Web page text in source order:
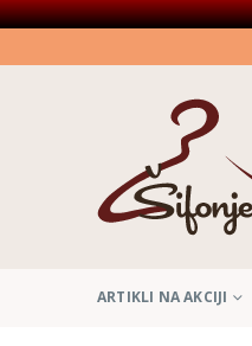
ARTIKLI NA AKCIJI